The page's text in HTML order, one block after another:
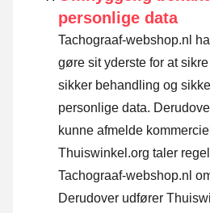
personlige data
Tachograaf-webshop.nl
gøre sit yderste for at
sikker behandling og
personlige data.
kunne afmelde
Thuiswinkel.org taler
Tachograaf-webshop.nl
Derudover udfører